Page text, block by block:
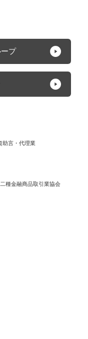
プ
助言・代理業
種金融商品取引業協会